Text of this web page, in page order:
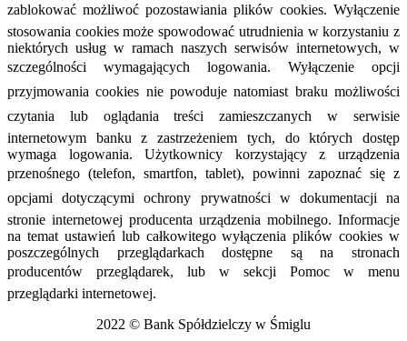
zablokować możliwoć pozostawiania plików cookies. Wyłączenie
stosowania cookies może spowodować utrudnienia w korzystaniu z
niektórych usług w ramach naszych serwisów internetowych, w
szczególności wymagających logowania. Wyłączenie opcji
przyjmowania cookies nie powoduje natomiast braku możliwości
czytania lub oglądania treści zamieszczanych w serwisie
internetowym banku z zastrzeżeniem tych, do których dostęp
wymaga logowania. Użytkownicy korzystający z urządzenia
przenośnego (telefon, smartfon, tablet), powinni zapoznać się z
opcjami dotyczącymi ochrony prywatności w dokumentacji na
stronie internetowej producenta urządzenia mobilnego. Informacje
na temat ustawień lub całkowitego wyłączenia plików cookies w
poszczególnych przeglądarkach dostępne są na stronach
producentów przeglądarek, lub w sekcji Pomoc w menu
przeglądarki internetowej.
2022 © Bank Spółdzielczy w Śmiglu